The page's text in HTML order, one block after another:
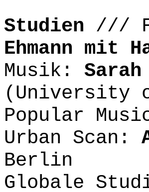
Studien ///
Ehmann mit
Musik:
(University
Popular
Urban Scan:
Berlin
Globale